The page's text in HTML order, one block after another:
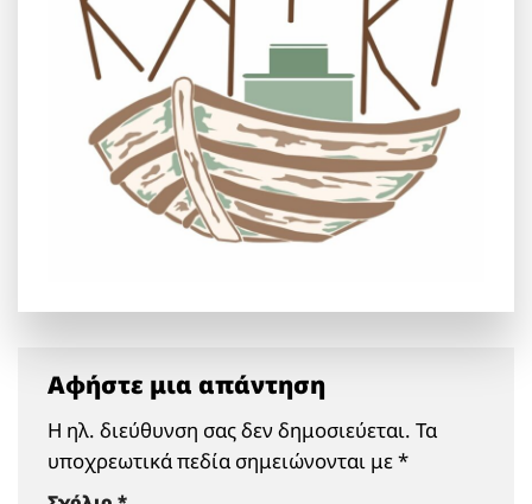
Αφήστε μια απάντηση
Η ηλ. διεύθυνση σας δεν δημοσιεύεται. Τα
υποχρεωτικά πεδία σημειώνονται με*